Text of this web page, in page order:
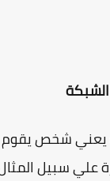
الشبكة
شخص يقوم
علي سبيل